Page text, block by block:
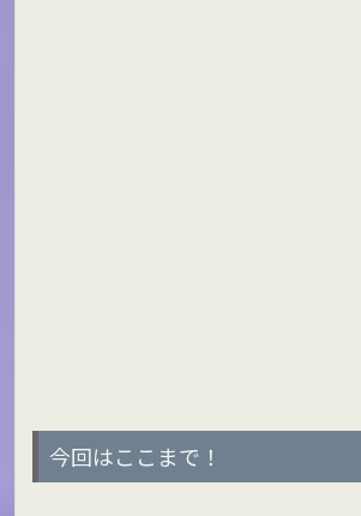
今回はここまで！